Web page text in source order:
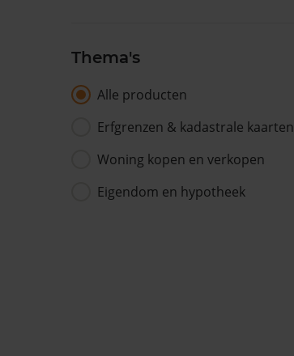
Thema's
Alle producten
Erfgrenzen & kadastrale kaarten
Woning kopen en verkopen
Eigendom en hypotheek